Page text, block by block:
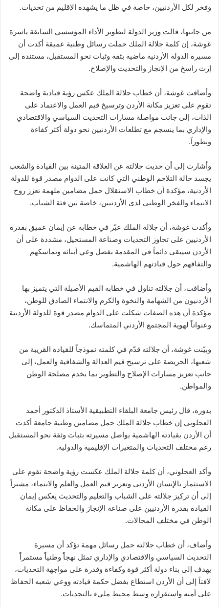
وفخر لكل الأردنيين، خاصة في ظل ما يشهده الإقليم من تحديات.
من جانبها، قالت وزير الدولة لتطوير الأداء المؤسسي السابقة ياسرة
غوشة، إن كلمة جلالة الملك حملت رسائل وطنية عميقة أكدت أن
مسيرة الدولة الأردنية ماضية بثقة وثبات نحو المستقبل، مستندة إلى
إرث راسخ من الإنجاز والتحديث والإصلاح.
وأضافت غوشة، أن خطاب جلالة الملك عكس رؤية قيادية واضحة
تقوم على تعزيز مكانة الأردن وترسيخ قيم العمل والاعتماد على
الذات، إلى جانب مواصلة مسارات التحديث السياسي والاقتصادي
والإداري بما ينسجم مع تطلعات الأردنيين نحو دولة أكثر كفاءة
وتطوراً.
وأشارت إلى أن حديث جلالته عن العلاقة المتينة بين القيادة والشعب
يجسد حالة التلاحم الوطني التي كانت على الدوام مصدر قوة للدولة
الأردنية، مؤكدة أن خطاب الاستقلال حمل مضامين ملهمة تعزز روح
الانتماء والفخر الوطني لدى الأردنيين، خاصة بين فئة الشباب.
وأكدت غوشة، أن جلالة الملك عبّر في خطابه عن إيمان عميق بقدرة
الأردنيين على تجاوز التحديات وصناعة المستحيل، مشددة على أن
الأردن سيبقى دائماً في المقدمة بفضل وعي أبنائه وتماسكهم
والتفافهم حول قيادتهم الهاشمية.
وأضافت، أن جلالته تناول في خطابه القيم الأصيلة التي يتميز بها
الأردنيون من الشهامة والنخوة والكرم والانتماء الصادق للوطن،
مؤكدة أن هذه الصفات شكلت على الدوام مصدر قوة للدولة الأردنية
وعنواناً لهوية المجتمع الأردني المتماسك.
وبيّنت غوشة، أن جلالته قدّم في كلمته نموذجاً للقيادة القريبة من
شعبها، الحريصة على ترسيخ قيم العدالة والشفافية والعمل، إلى
جانب تعزيز مسارات الإصلاح والتطوير بما يخدم مصلحة الوطن
والمواطن.
بدوره، قال رئيس جامعة البلقاء التطبيقية الأستاذ الدكتور أحمد
العجلوني إن خطاب جلالة الملك حمل مضامين وطنية جامعة أكدت
أن الأردن بقيادته الهاشمية يواصل مسيرته بثبات وثقة نحو المستقبل
رغم مختلف التحديات والمتغيرات الإقليمية والدولية.
وأكد العجلوني، أن كلمة جلالة الملك عكست رؤية واضحة تقوم على
الاستثمار بالإنسان الأردني وتعزيز قيم العمل والعلم والانتماء، مشيراً
إلى أن تركيز جلالته على الشباب والتعليم والتحديث يعكس إيمان
القيادة بقدرة الأردنيين على صناعة الإنجاز والحفاظ على مكانة
الوطن في مختلف المجالات.
وأضاف، أن خطاب جلالته حمل رسائل مهمة تؤكد أن مسيرة
التحديث السياسي والاقتصادي والإداري تمثل نهجاً وطنياً مستمراً
يهدف إلى بناء دولة أكثر قوة وكفاءة وقدرة على مواجهة التحديات،
لافتاً إلى أن الأردن استطاع بفضل حكمة قيادته ووعي شعبه الحفاظ
على أمنه واستقراره وسط محيط مليء بالتحديات.